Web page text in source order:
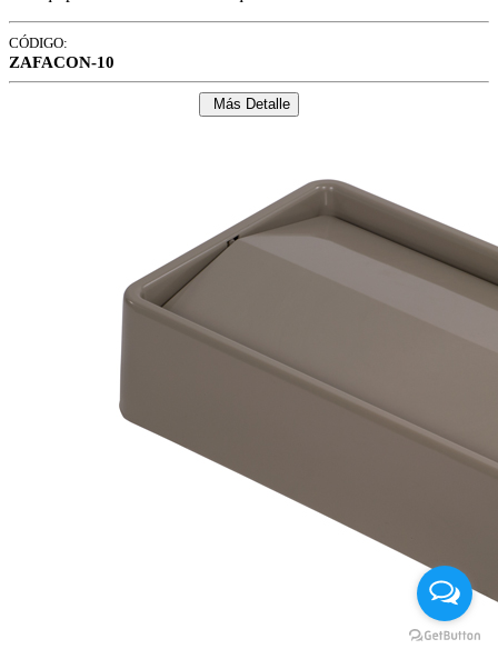
CÓDIGO:
ZAFACON-10
Más Detalle